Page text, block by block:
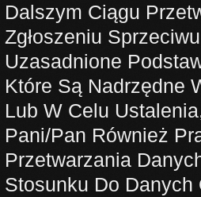
Dalszym Ciągu
Zgłoszeniu
Uzasadnione
Które Są Nadrzędne
Lub W Celu
Pani/Pan Również
Przetwarzania
Stosunku Do